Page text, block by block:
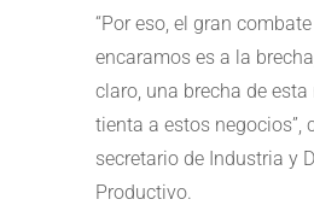
“Por eso, el gran
encaramos es a la
claro, una brecha de
tienta a estos negocios”,
secretario de Industria y
Productivo.